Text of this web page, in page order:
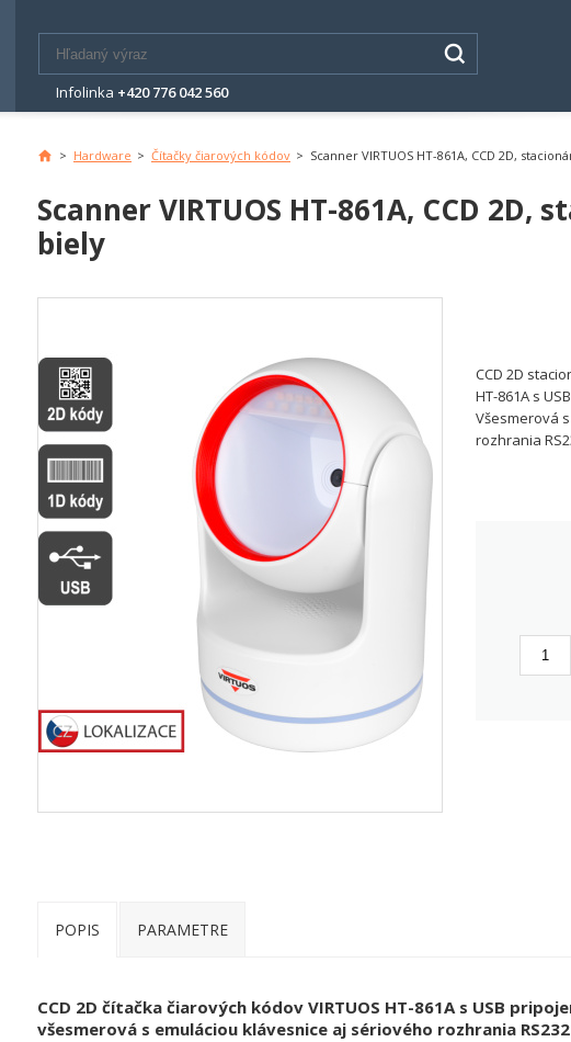
Infolinka +420 776 042 560
> Hardware > Čítačky čiarových kódov > Scanner VIRTUOS HT-861A, CCD 2D,
Scanner VIRTUOS HT-861A, CCD 2D,
biely
CCD 2D
HT-861A s
Všesmerová
rozhrania
POPIS PARAMETRE
CCD 2D čítačka čiarových kódov VIRTUOS HT-861A s USB
všesmerová s emuláciou klávesnice aj sériového rozhrania